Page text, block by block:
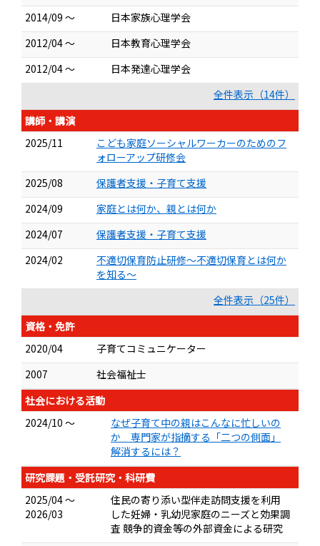
2014/09 ～
日本家族心理学会
2012/04 ～
日本教育心理学会
2012/04 ～
日本発達心理学会
全件表示（14件）
講師・講演
2025/11
こども家庭ソーシャルワーカーのためのフ
ォローアップ研修会
2025/08
保護者支援・子育て支援
2024/09
家庭とは何か、親とは何か
2024/07
保護者支援・子育て支援
2024/02
不適切保育防止研修～不適切保育とは何か
を知る～
全件表示（25件）
資格・免許
2020/04
子育てコミュニケーター
2007
社会福祉士
社会における活動
2024/10 ～
なぜ子育て中の親はこんなに忙しいの
か 専門家が指摘する「二つの側面」
解消するには？
研究課題・受託研究・科研費
2025/04 ～
2026/03
住民の寄り添い型伴走訪問支援を利用
した妊婦・乳幼児家庭のニーズと効果調
査 競争的資金等の外部資金による研究